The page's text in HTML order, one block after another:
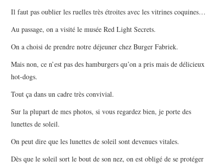
Il faut pas oublier les ruelles très étroites avec les vitrines coquines…
Au passage, on a visité le musée Red Light Secrets.
On a choisi de prendre notre déjeuner chez Burger Fabriek.
Mais non, ce n’est pas des hamburgers qu’on a pris mais de délicieux
hot-dogs.
Tout ça dans un cadre très convivial.
Sur la plupart de mes photos, si vous regardez bien, je porte des
lunettes de soleil.
On peut dire que les lunettes de soleil sont devenues vitales.
Dès que le soleil sort le bout de son nez, on est obligé de se protéger